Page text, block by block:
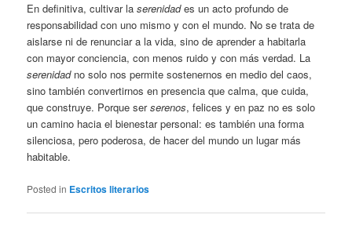
En definitiva, cultivar laserenidades un acto profundo de
responsabilidad con uno mismo y con el mundo. No se trata de
aislarse ni de renunciar a la vida, sino de aprender a habitarla
con mayor conciencia, con menos ruido y con más verdad. La
serenidadno solo nos permite sostenernos en medio del caos,
sino también convertirnos en presencia que calma, que cuida,
que construye. Porque serserenos, felices y en paz no es solo
un camino hacia el bienestar personal: es también una forma
silenciosa, pero poderosa, de hacer del mundo un lugar más
habitable.
Posted in Escritos literarios